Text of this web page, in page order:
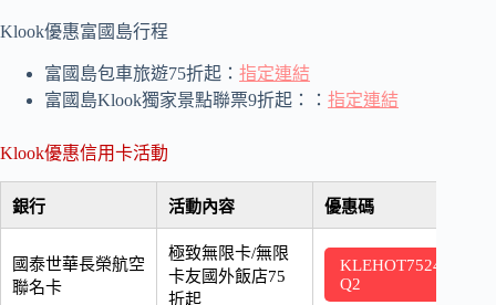
Klook優惠富國島行程
富國島包車旅遊75折起： 指定連結
富國島Klook獨家景點聯票9折起：： 指定連結
Klook優惠信用卡活動
銀行 活動內容 優惠碼
國泰世華長榮航空
聯名卡
極致無限卡/無限
卡友國外飯店75
折起
KLEHOT7524
Q2